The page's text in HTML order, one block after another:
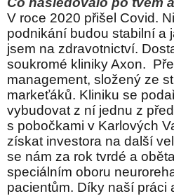
V roce 2020 přišel Covid.
podnikání budou stabilní a
jsem na zdravotnictví.
soukromé kliniky Axon.
management, složený ze
markeťáků. Kliniku se
vybudovat z ní jednu z
s pobočkami v Karlových
získat investora na další
se nám za rok tvrdé a
speciálním oboru
pacientům. Díky naší práci